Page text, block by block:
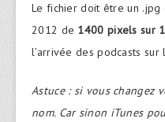
Le fichier doit être un .jpg
2012 de 1400 pixels sur
l’arrivée des podcasts sur
Astuce : si vous changez
nom. Car sinon iTunes